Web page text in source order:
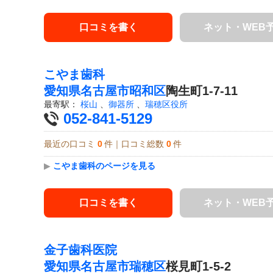
口コミを書く ネット・WEB
こやま歯科
愛知県名古屋市昭和区陶生町1-7-11
最寄駅： 桜山 御器所 瑞穂区役所
052-841-5129
最近の口コミ 0 件｜口コミ総数 0 件
▶ こやま歯科のページを見る
口コミを書く ネット・WEB
金子歯科医院
愛知県名古屋市瑞穂区桜見町1-5-2